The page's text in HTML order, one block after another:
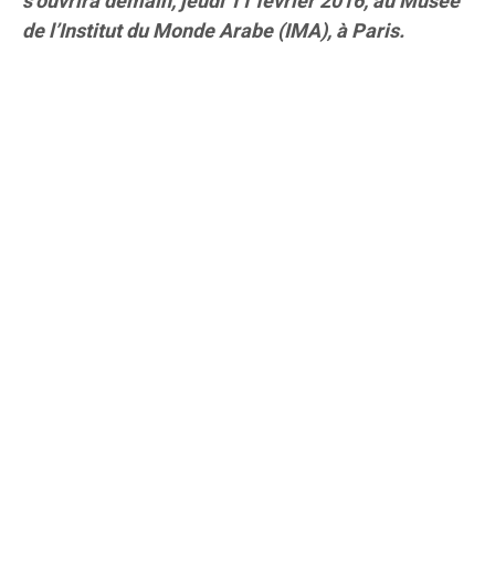
de l’Institut du Monde Arabe (IMA), à Paris.